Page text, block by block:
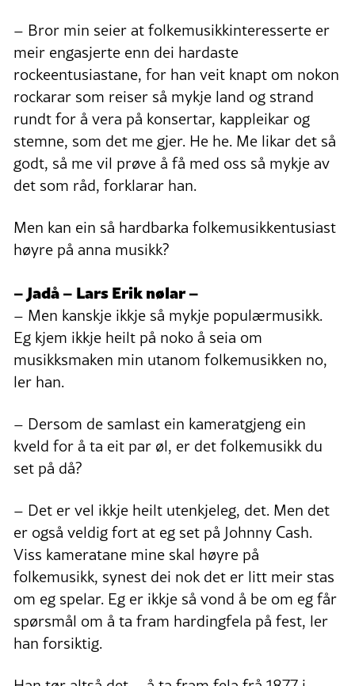
– Bror min seier at folkemusikkinteresserte er
meir engasjerte enn dei hardaste
rockeentusiastane, for han veit knapt om nokon
rockarar som reiser så mykje land og strand
rundt for å vera på konsertar, kappleikar og
stemne, som det me gjer. He he. Me likar det så
godt, så me vil prøve å få med oss så mykje av
det som råd, forklarar han.
Men kan ein så hardbarka folkemusikkentusiast
høyre på anna musikk?
– Jadå – Lars Erik nølar –
– Men kanskje ikkje så mykje populærmusikk.
Eg kjem ikkje heilt på noko å seia om
musikksmaken min utanom folkemusikken no,
ler han.
– Dersom de samlast ein kameratgjeng ein
kveld for å ta eit par øl, er det folkemusikk du
set på då?
– Det er vel ikkje heilt utenkjeleg, det. Men det
er også veldig fort at eg set på Johnny Cash.
Viss kameratane mine skal høyre på
folkemusikk, synest dei nok det er litt meir stas
om eg spelar. Eg er ikkje så vond å be om eg får
spørsmål om å ta fram hardingfela på fest, ler
han forsiktig.